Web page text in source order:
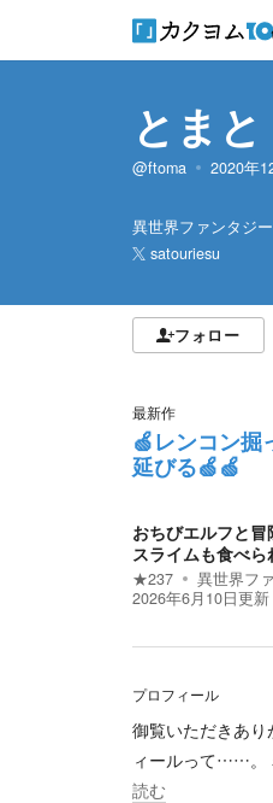
とまと
@ftoma 2020年
異世界ファンタジー
satouriesu
フォロー
最新作
🍏レンコン掘
延びる🍏🍏
おちびエルフと
スライムも食べら
★237 異世界フ
2026年6月10日更新
プロフィール
御覧いただきあ
ィールって……。
読む